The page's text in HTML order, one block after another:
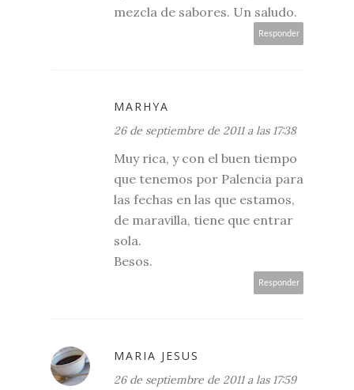
mezcla de sabores. Un saludo.
Responder
MARHYA
26 de septiembre de 2011 a las 17:38
Muy rica, y con el buen tiempo
que tenemos por Palencia para
las fechas en las que estamos,
de maravilla, tiene que entrar
sola.
Besos.
Responder
MARIA JESUS
26 de septiembre de 2011 a las 17:59